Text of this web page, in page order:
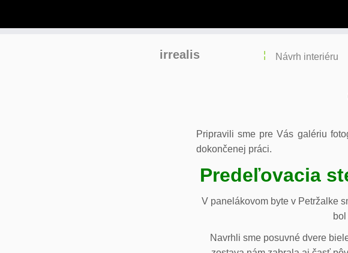
irrealis Návrh interiéru
Pripravili sme pre Vás galériu
dokončenej práci.
Predeľovacia
V panelákovom byte v Petržalke
Navrhli sme posuvné dvere